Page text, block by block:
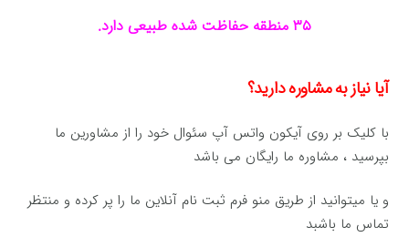
۳۵ منطقه حفاظت شده طبیعی دارد.
آیا نیاز به مشاوره دارید؟
با کلیک بر روی آیکون واتس آپ سئوال خود را از مشاورین ما
بپرسید ، مشاوره ما رایگان می باشد
و یا میتوانید از طریق منو فرم ثبت نام آنلاین ما را پر کرده و منتظر
تماس ما باشبد